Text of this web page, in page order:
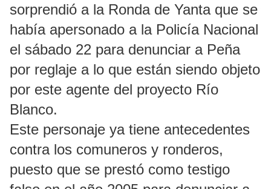
sorprendió a la Ronda de Yanta que se
había apersonado a la Policía Nacional
el sábado 22 para denunciar a Peña
por reglaje a lo que están siendo objeto
por este agente del proyecto Río
Blanco.
Este personaje ya tiene antecedentes
contra los comuneros y ronderos,
puesto que se prestó como testigo